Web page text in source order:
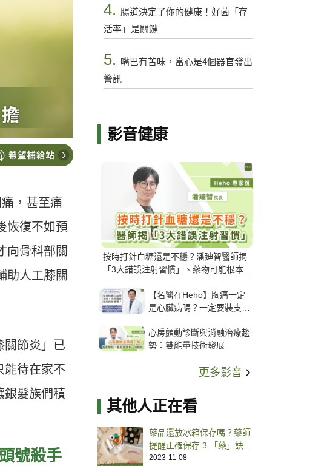
，甚至痛
恢復不如預
向骨科部關
助人工膝關
關節炎」已
能待在家不
銀髮族們積
號殺手
4. 腸道決定了你的健康！好菌「存
活率」是關鍵
5. 嘴巴有苦味，當心是4個器官發出
警訊
影音健康
按時打針血糖還是不穩？潘廸智醫師揭
「3大錯誤注射習慣」、藥物可能根本沒
【名醫在Heho】胸痛一定
是心臟病嗎？一定要裝支
解析支架種類、風險與選擇
關鍵
心房顫動診斷與消融治療趨
勢：雙能量技術發展
更多影音
其他人正在看
藥品還放冰箱保存嗎？藥師
提醒正確保存 3 「藥」訣
慢箋用藥分裝藥盒應不超過
2023-11-08